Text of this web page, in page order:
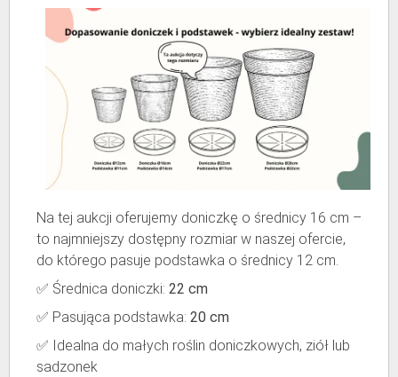
Na tej aukcji oferujemy doniczkę o średnicy 16 cm –
to najmniejszy dostępny rozmiar w naszej ofercie,
do którego pasuje podstawka o średnicy 12 cm.
✅ Średnica doniczki: 22 cm
✅ Pasująca podstawka: 20 cm
✅ Idealna do małych roślin doniczkowych, ziół lub
sadzonek